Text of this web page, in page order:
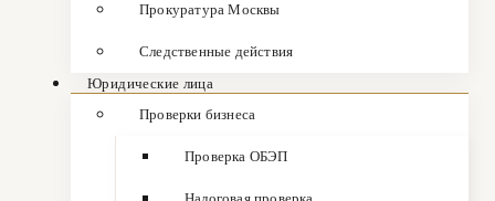
Прокуратура Москвы
Следственные действия
Юридические лица
Проверки бизнеса
Проверка ОБЭП